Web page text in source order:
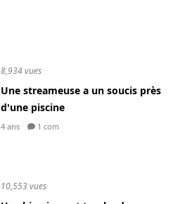
8,934 vues
Une streameuse a un soucis près
d'une piscine
4 ans 1 com
10,553 vues